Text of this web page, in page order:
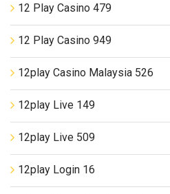
12 Play Casino 479
12 Play Casino 949
12play Casino Malaysia 526
12play Live 149
12play Live 509
12play Login 16